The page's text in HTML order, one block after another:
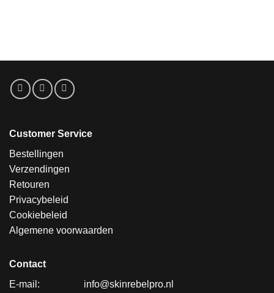
Customer Service
Bestellingen
Verzendingen
Retouren
Privacybeleid
Cookiebeleid
Algemene voorwaarden
Contact
E-mail:
info@skinrebelpro.nl